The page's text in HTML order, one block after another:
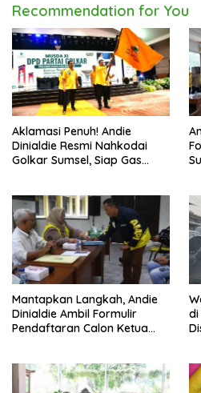
Recommendation for You
Aklamasi Penuh! Andie
Dinialdie Resmi Nahkodai
Golkar Sumsel, Siap Gas
Mantapkan Langkah, Andie
Dinialdie Ambil Formulir
Pendaftaran Calon Ketua
di